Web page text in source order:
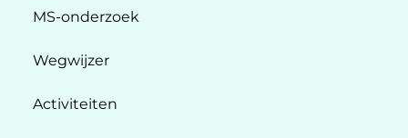
MS-onderzoek
Wegwijzer
Activiteiten